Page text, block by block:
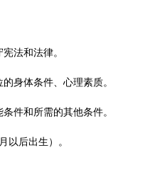
法和法律。
身体条件、心理素质。
件和所需的其他条件。
以后出生）。